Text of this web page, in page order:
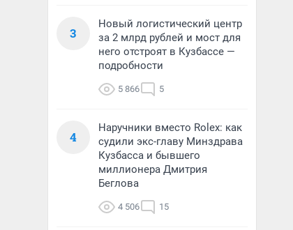
3
Новый логистический центр
за 2 млрд рублей и мост для
него отстроят в Кузбассе —
подробности
5 866 5
4
Наручники вместо Rolex: как
судили экс-главу Минздрава
Кузбасса и бывшего
миллионера Дмитрия
Беглова
4 506 15